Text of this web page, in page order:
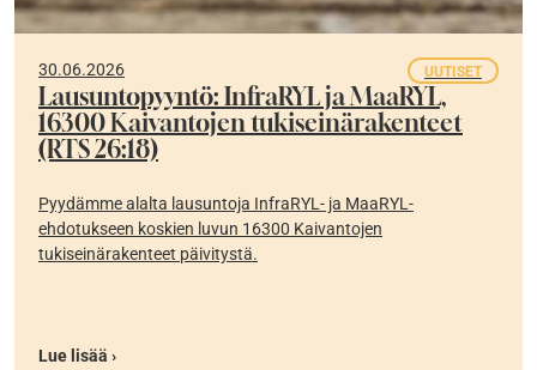
30.06.2026 UUTISET
Lausuntopyyntö: InfraRYL ja MaaRYL,
16300 Kaivantojen tukiseinärakenteet
(RTS 26:18)
Pyydämme alalta lausuntoja InfraRYL- ja MaaRYL-
ehdotukseen koskien luvun 16300 Kaivantojen
tukiseinärakenteet päivitystä.
Lue lisää ›